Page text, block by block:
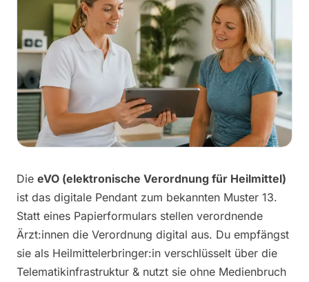
Die eVO (elektronische Verordnung für Heilmittel)
ist das digitale Pendant zum bekannten Muster 13.
Statt eines Papierformulars stellen verordnende
Ärzt:innen die Verordnung digital aus. Du empfängst
sie als Heilmittelerbringer:in verschlüsselt über die
Telematikinfrastruktur & nutzt sie ohne Medienbruch